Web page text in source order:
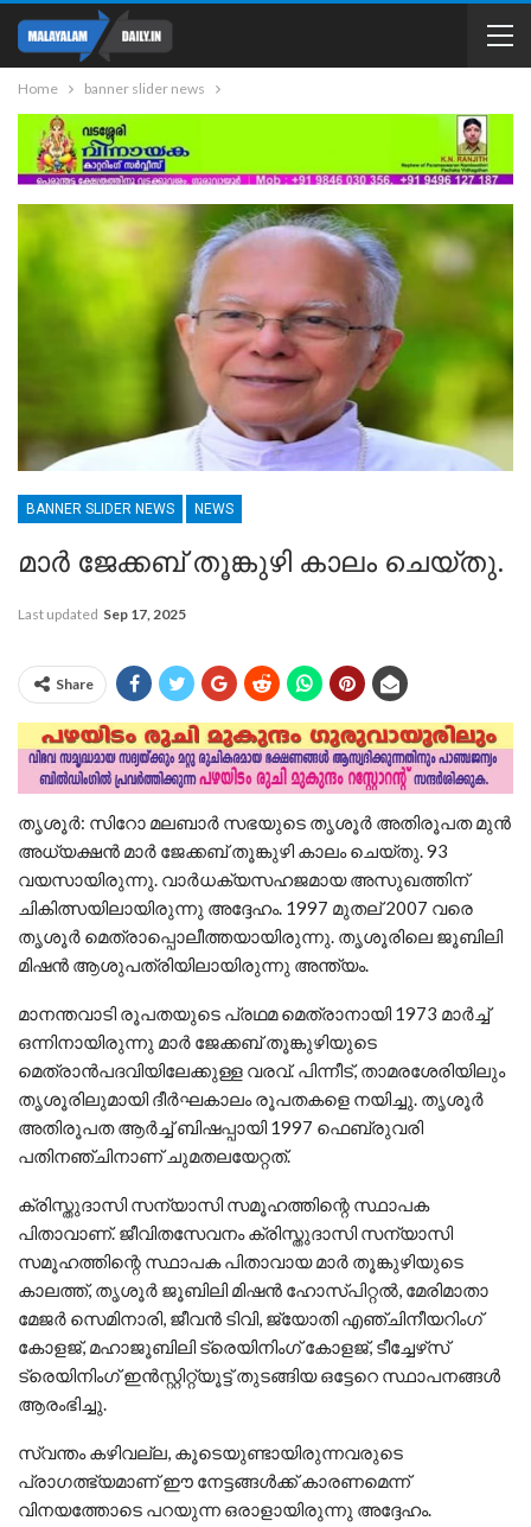
Home banner slider news
BANNER SLIDER NEWS NEWS
മാര്‍ ജേക്കബ് തൂങ്കുഴി കാലം ചെയ്തു.
Last updated Sep 17, 2025
Share
തൃശൂര്‍: സിറോ മലബാര്‍ സഭയുടെ തൃശൂര്‍ അതിരൂപത മുന്‍
അധ്യക്ഷന്‍ മാര്‍ ജേക്കബ് തൂങ്കുഴി കാലം ചെയ്തു. 93
വയസായിരുന്നു. വാര്‍ധക്യസഹജമായ അസുഖത്തിന്
ചികിത്സയിലായിരുന്നു അദ്ദേഹം. 1997 മുതല് 2007 വരെ
തൃശൂര്‍ മെത്രാപ്പൊലീത്തയായിരുന്നു. തൃശൂരിലെ ജൂബിലി
മിഷൻ ആശുപത്രിയിലായിരുന്നു അന്ത്യം.
മാനന്തവാടി രൂപതയുടെ പ്രഥമ മെത്രാനായി 1973 മാര്‍ച്ച്
ഒന്നിനായിരുന്നു മാര്‍ ജേക്കബ് തൂങ്കുഴിയുടെ
മെത്രാന്‍പദവിയിലേക്കുള്ള വരവ്. പിന്നീട്, താമരശേരിയിലും
തൃശൂരിലുമായി ദീര്‍ഘകാലം രൂപതകളെ നയിച്ചു. തൃശൂര്‍
അതിരൂപത ആര്‍ച്ച് ബിഷപ്പായി 1997 ഫെബ്രുവരി
പതിനഞ്ചിനാണ് ചുമതലയേറ്റത്.
ക്രിസ്തുദാസി സന്യാസി സമൂഹത്തിന്റെ സ്ഥാപക
പിതാവാണ്. ജീവിതസേവനം ക്രിസ്തുദാസി സന്യാസി
സമൂഹത്തിന്റെ സ്ഥാപക പിതാവായ മാർ തൂങ്കുഴിയുടെ
കാലത്ത്, തൃശൂർ ജൂബിലി മിഷൻ ഹോസ്‌പിറ്റൽ, മേരിമാതാ
മേജർ സെമിനാരി, ജീവൻ ടിവി, ജ്യോതി എഞ്ചിനീയറിംഗ്
കോളജ്, മഹാജൂബിലി ട്രെയിനിംഗ് കോളജ്, ടീച്ചേഴ്‌സ്
ട്രെയിനിംഗ് ഇൻസ്റ്റിറ്റ്യൂട്ട് തുടങ്ങിയ ഒട്ടേറെ സ്ഥാപനങ്ങൾ
ആരംഭിച്ചു.
സ്വന്തം കഴിവല്ല, കൂടെയുണ്ടായിരുന്നവരുടെ
പ്രാഗത്ഭ്യമാണ് ഈ നേട്ടങ്ങൾക്ക് കാരണമെന്ന്
വിനയത്തോടെ പറയുന്ന ഒരാളായിരുന്നു അദ്ദേഹം.